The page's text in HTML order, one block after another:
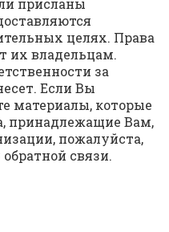
присланы
целях. Права
их владельцам.
за
Если Вы
материалы, которые
принадлежащие Вам,
пожалуйста,
связи.